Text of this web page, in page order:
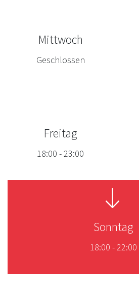
Mittwoch
Geschlossen
Freitag
18:00 -23:00
Sonntag
18:00 -22:00